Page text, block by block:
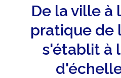
De la ville à
pratique de
s'établit à